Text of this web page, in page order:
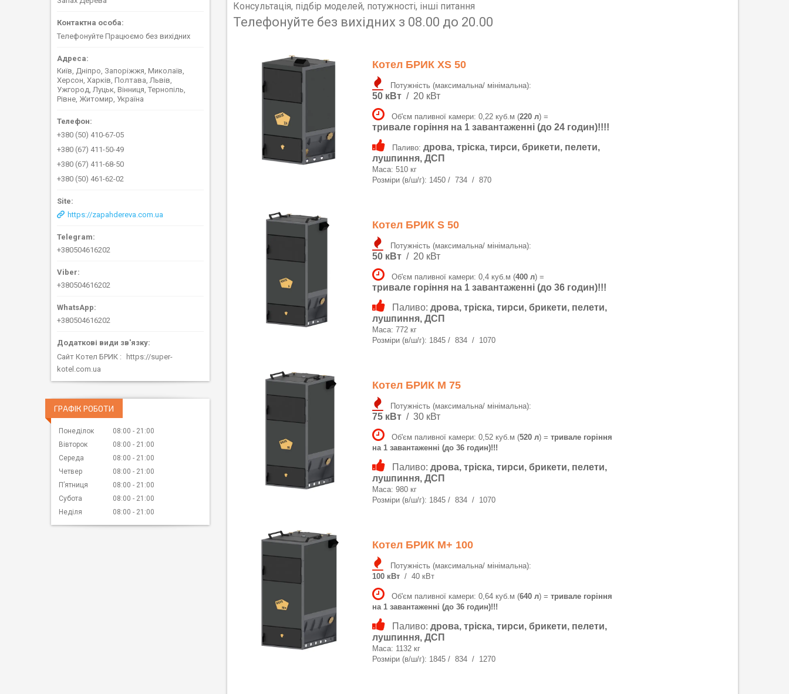
Консультація, підбір моделей, потужності, інші питання
Телефонуйте без вихідних з 08.00 до 20.00
Котел БРИК XS 50
Потужність (максимальна/ мінімальна):
50 кВт / 20 кВт
Об'єм паливної камери: 0,22 куб.м (220 л) =
тривале горіння на 1 завантаженні (до 24 годин)!!!!
Паливо: дрова, тріска, тирси, брикети, пелети,
лушпиння, ДСП
Маса: 510 кг
Розміри (в/ш/г): 1450 / 734 / 870
Котел БРИК S 50
Потужність (максимальна/ мінімальна):
50 кВт / 20 кВт
Об'єм паливної камери: 0,4 куб.м (400 л) =
тривале горіння на 1 завантаженні (до 36 годин)!!!
Паливо: дрова, тріска, тирси, брикети, пелети,
лушпиння, ДСП
Маса: 772 кг
Розміри (в/ш/г): 1845 / 834 / 1070
Котел БРИК M 75
Потужність (максимальна/ мінімальна):
75 кВт / 30 кВт
Об'єм паливної камери: 0,52 куб.м (520 л) = тривале горіння
на 1 завантаженні (до 36 годин)!!!
Паливо: дрова, тріска, тирси, брикети, пелети,
лушпиння, ДСП
Маса: 980 кг
Розміри (в/ш/г): 1845 / 834 / 1070
Котел БРИК M+ 100
Потужність (максимальна/ мінімальна):
100 кВт / 40 кВт
Об'єм паливної камери: 0,64 куб.м (640 л) = тривале горіння
на 1 завантаженні (до 36 годин)!!!
Паливо: дрова, тріска, тирси, брикети, пелети,
лушпиння, ДСП
Маса: 1132 кг
Розміри (в/ш/г): 1845 / 834 / 1270
Телефонуйте Працюємо без вихідних
Київ, Дніпро, Запоріжжя, Миколаїв,
Херсон, Харків, Полтава, Львів,
Ужгород, Луцьк, Вінниця, Тернопіль,
Рівне, Житомир, Україна
+380 (50) 410-67-05
+380 (67) 411-50-49
+380 (67) 411-68-50
+380 (50) 461-62-02
https://zapahdereva.com.ua
+380504616202
+380504616202
+380504616202
Сайт Котел БРИК
https://super-
kotel.com.ua
ГРАФІК РОБОТИ
Понеділок 08:00
21:00
Вівторок
08:00
21:00
Середа
08:00
21:00
Четвер
08:00
21:00
Пʼятниця
08:00
21:00
Субота
08:00
21:00
Неділя
08:00 21:00